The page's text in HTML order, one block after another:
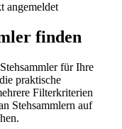
angemeldet
finden
für Ihre
praktische
Filterkriterien
Stehsammlern auf